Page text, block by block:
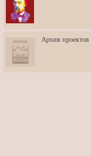
3: Обусловленности
человека и их влияние на
карьеру
скульптором Дмитрием
Тугариновым
АртБульвар в День города
Архив проектов